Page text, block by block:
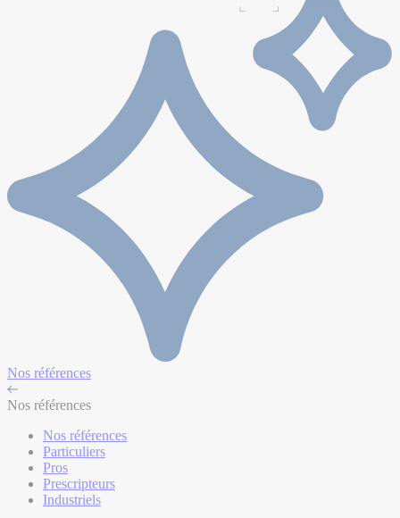
Nos références
Nos références
Nos références
Particuliers
Pros
Prescripteurs
Industriels